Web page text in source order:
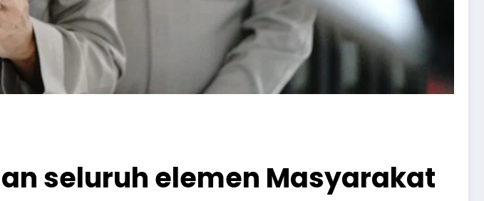
seluruh elemen Masyarakat